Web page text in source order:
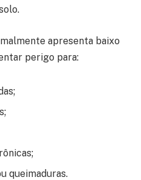
apresenta baixo
perigo para:
queimaduras.